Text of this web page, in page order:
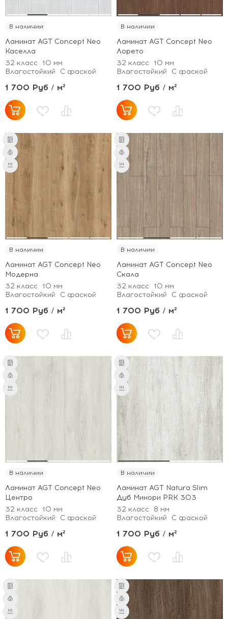
В наличии
Ламинат AGT Concept Neo
Каселла
32 класс
10 мм
Влагостойкий
С фаской
1 700 Руб / м²
В наличии
Ламинат AGT Concept Neo
Лорето
32 класс
10 мм
Влагостойкий
С фаской
1 700 Руб / м²
В наличии
Ламинат AGT Concept Neo
Модерна
32 класс
10 мм
Влагостойкий
С фаской
1 700 Руб / м²
В наличии
Ламинат AGT Concept Neo
Скала
32 класс
10 мм
Влагостойкий
С фаской
1 700 Руб / м²
В наличии
Ламинат AGT Concept Neo
Центро
32 класс
10 мм
Влагостойкий
С фаской
1 700 Руб / м²
В наличии
Ламинат AGT Natura Slim
Дуб Минори PRK 303
32 класс
8 мм
Влагостойкий
С фаской
1 700 Руб / м²